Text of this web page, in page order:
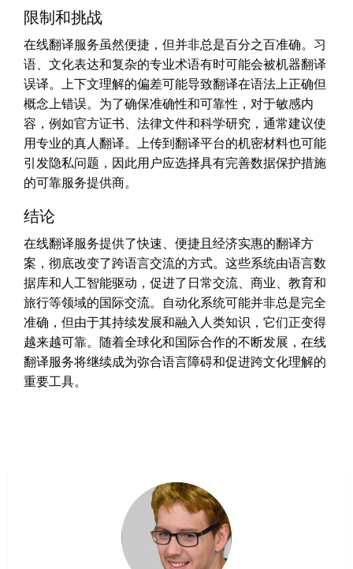
限制和挑战
在线翻译服务虽然便捷，但并非总是百分之百准确。习
语、文化表达和复杂的专业术语有时可能会被机器翻译
误译。上下文理解的偏差可能导致翻译在语法上正确但
概念上错误。为了确保准确性和可靠性，对于敏感内
容，例如官方证书、法律文件和科学研究，通常建议使
用专业的真人翻译。上传到翻译平台的机密材料也可能
引发隐私问题，因此用户应选择具有完善数据保护措施
的可靠服务提供商。
结论
在线翻译服务提供了快速、便捷且经济实惠的翻译方
案，彻底改变了跨语言交流的方式。这些系统由语言数
据库和人工智能驱动，促进了日常交流、商业、教育和
旅行等领域的国际交流。自动化系统可能并非总是完全
准确，但由于其持续发展和融入人类知识，它们正变得
越来越可靠。随着全球化和国际合作的不断发展，在线
翻译服务将继续成为弥合语言障碍和促进跨文化理解的
重要工具。